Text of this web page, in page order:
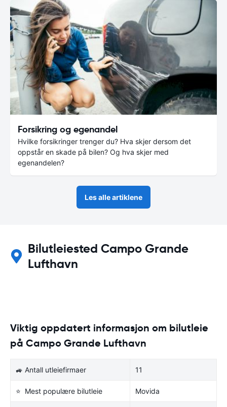
Forsikring og egenandel
Hvilke forsikringer trenger du? Hva skjer dersom det
oppstår en skade på bilen? Og hva skjer med
egenandelen?
Les alle artiklene
Bilutleiested Campo Grande
Lufthavn
Viktig oppdatert informasjon om bilutleie
på Campo Grande Lufthavn
🚙 Antall utleiefirmaer 11
⭐ Mest populære bilutleie Movida